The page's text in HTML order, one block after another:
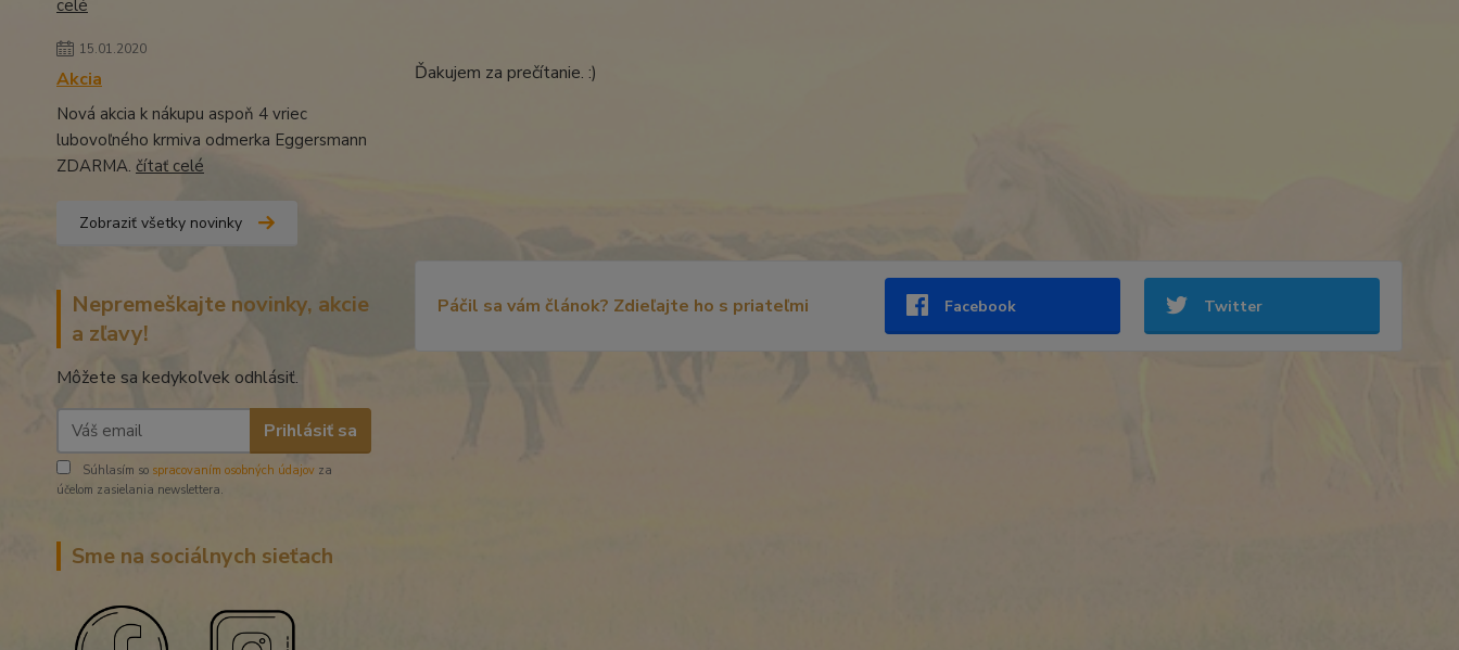
celé
15.01.2020
Akcia
Nová akcia k nákupu aspoň 4 vriec
lubovoľného krmiva odmerka Eggersmann
ZDARMA. čítať celé
Zobraziť všetky novinky
Nepremeškajte novinky, akcie
a zľavy!
Môžete sa kedykoľvek odhlásiť.
Prihlásiť sa
Súhlasím so spracovaním osobných údajov za
účelom zasielania newslettera.
Sme na sociálnych sieťach
Ďakujem za prečítanie. :)
Páčil sa vám článok? Zdieľajte ho s priateľmi Facebook Twitter